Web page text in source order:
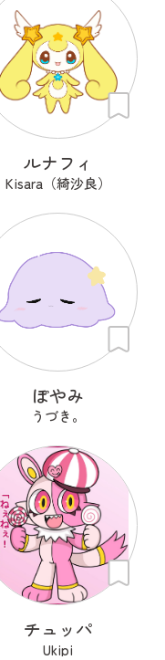
ルナフィ
Kisara（綺沙良）
ぽやみ
うづき。
チュッパ
Ukipi